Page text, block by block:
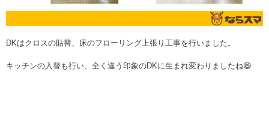
DKはクロスの貼替、床のフローリング上張り工事を行いました。
キッチンの入替も行い、全く違う印象のDKに生まれ変わりましたね😄